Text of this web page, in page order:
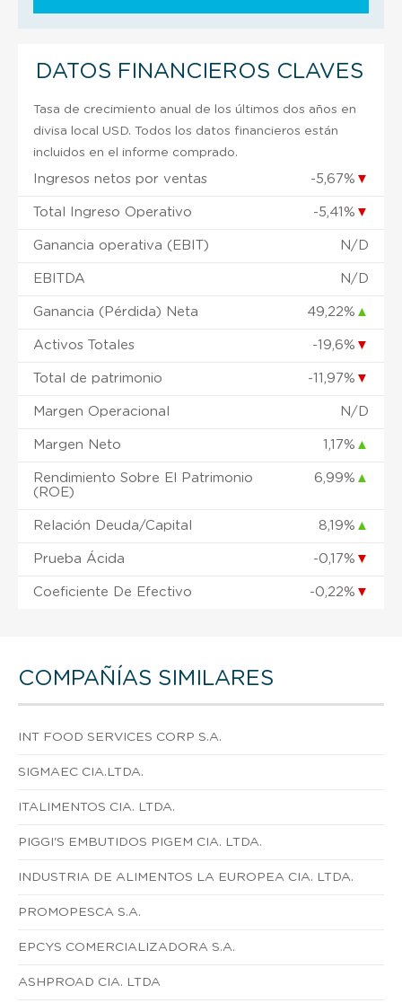
DATOS FINANCIEROS CLAVES
Tasa de crecimiento anual de los últimos dos años en
divisa local USD. Todos los datos financieros están
incluidos en el informe comprado.
Ingresos netos por ventas -5,67% ▼
Total Ingreso Operativo -5,41% ▼
Ganancia operativa (EBIT) N/D
EBITDA N/D
Ganancia (Pérdida) Neta 49,22% ▲
Activos Totales -19,6% ▼
Total de patrimonio -11,97% ▼
Margen Operacional N/D
Margen Neto 1,17% ▲
Rendimiento Sobre El Patrimonio
(ROE)
6,99% ▲
Relación Deuda/Capital 8,19% ▲
Prueba Ácida -0,17% ▼
Coeficiente De Efectivo -0,22% ▼
COMPAÑÍAS SIMILARES
INT FOOD SERVICES CORP S.A.
SIGMAEC CIA.LTDA.
ITALIMENTOS CIA. LTDA.
PIGGI'S EMBUTIDOS PIGEM CIA. LTDA.
INDUSTRIA DE ALIMENTOS LA EUROPEA CIA. LTDA.
PROMOPESCA S.A.
EPCYS COMERCIALIZADORA S.A.
ASHPROAD CIA. LTDA